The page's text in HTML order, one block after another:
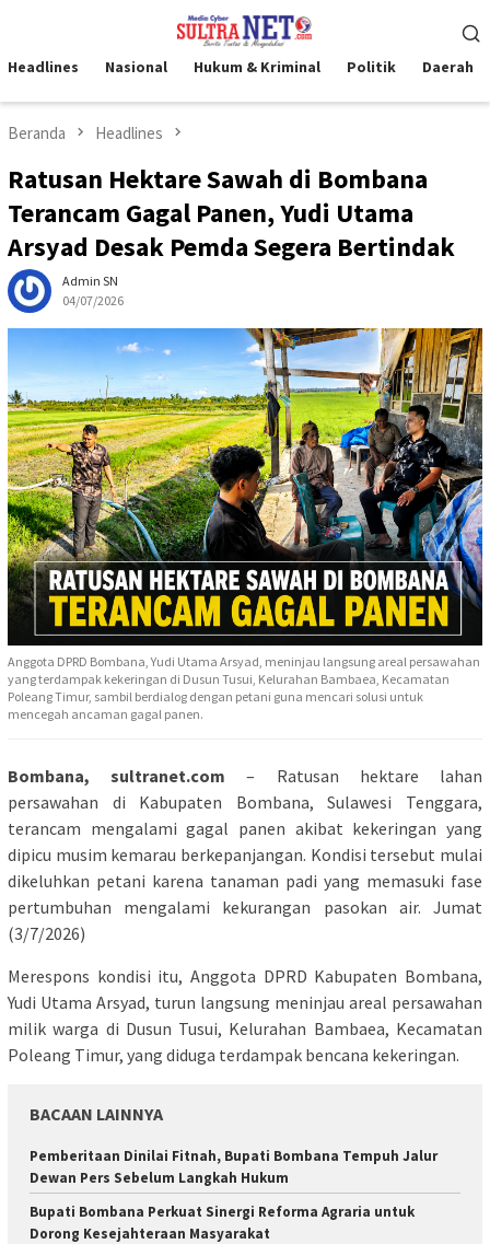
kontenMobile
Headlines Nasional Hukum & Kriminal Politik Daerah
Beranda Headlines
Ratusan Hektare Sawah di Bombana
Terancam Gagal Panen, Yudi Utama
Arsyad Desak Pemda Segera Bertindak
Admin SN
04/07/2026
Anggota DPRD Bombana, Yudi Utama Arsyad, meninjau langsung areal persawahan
yang terdampak kekeringan di Dusun Tusui, Kelurahan Bambaea, Kecamatan
Poleang Timur, sambil berdialog dengan petani guna mencari solusi untuk
mencegah ancaman gagal panen.
Bombana, sultranet.com – Ratusan hektare lahan
persawahan di Kabupaten Bombana, Sulawesi Tenggara,
terancam mengalami gagal panen akibat kekeringan yang
dipicu musim kemarau berkepanjangan. Kondisi tersebut mulai
dikeluhkan petani karena tanaman padi yang memasuki fase
pertumbuhan mengalami kekurangan pasokan air. Jumat
(3/7/2026)
Merespons kondisi itu, Anggota DPRD Kabupaten Bombana,
Yudi Utama Arsyad, turun langsung meninjau areal persawahan
milik warga di Dusun Tusui, Kelurahan Bambaea, Kecamatan
Poleang Timur, yang diduga terdampak bencana kekeringan.
BACAAN LAINNYA
Pemberitaan Dinilai Fitnah, Bupati Bombana Tempuh Jalur
Dewan Pers Sebelum Langkah Hukum
Bupati Bombana Perkuat Sinergi Reforma Agraria untuk
Dorong Kesejahteraan Masyarakat